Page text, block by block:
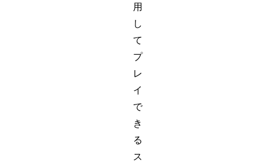
用
し
て
プ
レ
イ
で
き
る
ス